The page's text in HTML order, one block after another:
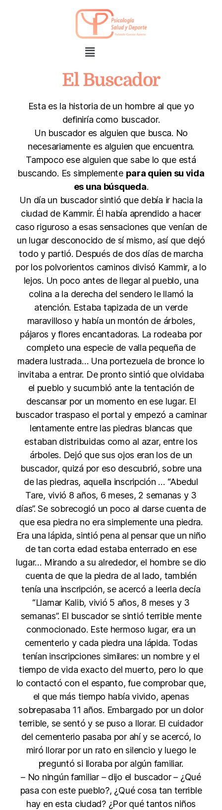
El Buscador
Esta es la historia de un hombre al que yo
definiría como buscador.
Un buscador es alguien que busca. No
necesariamente es alguien que encuentra.
Tampoco ese alguien que sabe lo que está
buscando. Es simplemente para quien su vida
es una búsqueda.
Un día un buscador sintió que debía ir hacia la
ciudad de Kammir. Él había aprendido a hacer
caso riguroso a esas sensaciones que venían de
un lugar desconocido de sí mismo, así que dejó
todo y partió. Después de dos días de marcha
por los polvorientos caminos divisó Kammir, a lo
lejos. Un poco antes de llegar al pueblo, una
colina a la derecha del sendero le llamó la
atención. Estaba tapizada de un verde
maravilloso y había un montón de árboles,
pájaros y flores encantadoras. La rodeaba por
completo una especie de valla pequeña de
madera lustrada… Una portezuela de bronce lo
invitaba a entrar. De pronto sintió que olvidaba
el pueblo y sucumbió ante la tentación de
descansar por un momento en ese lugar. El
buscador traspaso el portal y empezó a caminar
lentamente entre las piedras blancas que
estaban distribuidas como al azar, entre los
árboles. Dejó que sus ojos eran los de un
buscador, quizá por eso descubrió, sobre una
de las piedras, aquella inscripción … “Abedul
Tare, vivió 8 años, 6 meses, 2 semanas y 3
días”. Se sobrecogió un poco al darse cuenta de
que esa piedra no era simplemente una piedra.
Era una lápida, sintió pena al pensar que un niño
de tan corta edad estaba enterrado en ese
lugar… Mirando a su alrededor, el hombre se dio
cuenta de que la piedra de al lado, también
tenía una inscripción, se acercó a leerla decía
“Llamar Kalib, vivió 5 años, 8 meses y 3
semanas”. El buscador se sintió terrible mente
conmocionado. Este hermoso lugar, era un
cementerio y cada piedra una lápida. Todas
tenían inscripciones similares: un nombre y el
tiempo de vida exacto del muerto, pero lo que
lo contactó con el espanto, fue comprobar que,
el que más tiempo había vivido, apenas
sobrepasaba 11 años. Embargado por un dolor
terrible, se sentó y se puso a llorar. El cuidador
del cementerio pasaba por ahí y se acercó, lo
miró llorar por un rato en silencio y luego le
preguntó si lloraba por algún familiar.
– No ningún familiar – dijo el buscador – ¿Qué
pasa con este pueblo?, ¿Qué cosa tan terrible
hay en esta ciudad? ¿Por qué tantos niños